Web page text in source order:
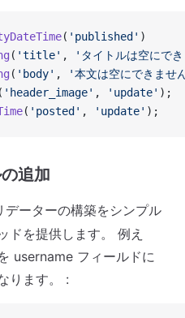
( 'published' )
( 'title' ,
'タイトルは空にで
( 'body' ,
'本文は空にできませ
( 'header_image' , 'update' );
( 'posted' , 'update' );
追加
データーの構築をシンプル
ドを提供します。 例え
username フィールドに
ります。 :